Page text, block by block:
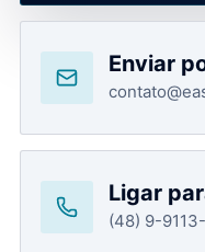
Enviar
Ligar
(48) 9-